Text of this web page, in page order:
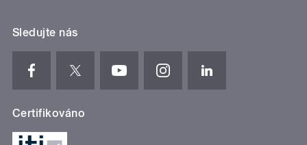
Sledujte nás
Certifikováno